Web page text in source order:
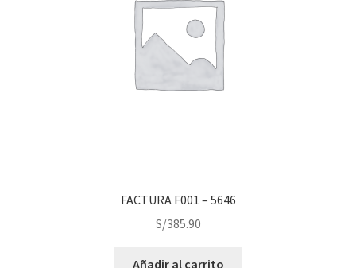
FACTURA F001 – 5646
S/385.90
Añadir al carrito